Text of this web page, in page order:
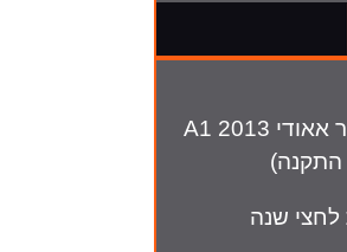
סליל כרית אוויר אאודי A1 2013
התקנה)
לחצי שנה